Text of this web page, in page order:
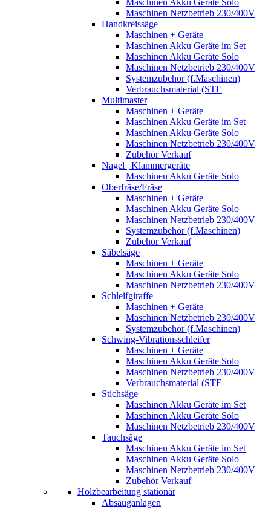
Maschinen Akku Geräte Solo
Maschinen Netzbetrieb 230/400V
Handkreissäge
Maschinen + Geräte
Maschinen Akku Geräte im Set
Maschinen Akku Geräte Solo
Maschinen Netzbetrieb 230/400V
Systemzubehör (f.Maschinen)
Verbrauchsmaterial (STE
Multimaster
Maschinen + Geräte
Maschinen Akku Geräte im Set
Maschinen Akku Geräte Solo
Maschinen Netzbetrieb 230/400V
Zubehör Verkauf
Nagel | Klammergeräte
Maschinen Akku Geräte Solo
Oberfräse/Fräse
Maschinen + Geräte
Maschinen Akku Geräte Solo
Maschinen Netzbetrieb 230/400V
Systemzubehör (f.Maschinen)
Zubehör Verkauf
Säbelsäge
Maschinen + Geräte
Maschinen Akku Geräte Solo
Maschinen Netzbetrieb 230/400V
Schleifgiraffe
Maschinen + Geräte
Maschinen Netzbetrieb 230/400V
Systemzubehör (f.Maschinen)
Schwing-Vibrationsschleifer
Maschinen + Geräte
Maschinen Akku Geräte Solo
Maschinen Netzbetrieb 230/400V
Verbrauchsmaterial (STE
Stichsäge
Maschinen Akku Geräte im Set
Maschinen Akku Geräte Solo
Maschinen Netzbetrieb 230/400V
Tauchsäge
Maschinen Akku Geräte im Set
Maschinen Akku Geräte Solo
Maschinen Netzbetrieb 230/400V
Zubehör Verkauf
Holzbearbeitung stationär
Absauganlagen